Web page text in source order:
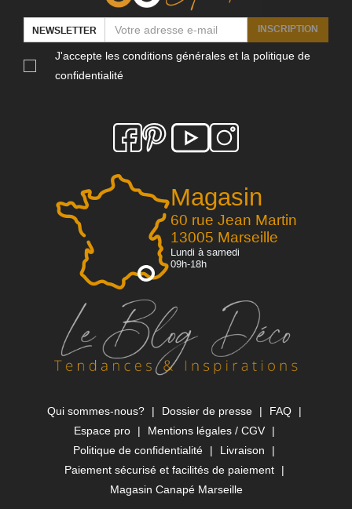
Magasin
60 rue Jean Martin
13005 Marseille
Lundi à samedi
09h-18h
NEWSLETTER INSCRIPTION
J'accepte les conditions générales et la politique de
confidentialité
Qui sommes-nous? Dossier de presse
FAQ
Espace pro
Mentions légales / CGV
Politique de confidentialité
Livraison
Paiement sécurisé et facilités de paiement
Magasin Canapé Marseille